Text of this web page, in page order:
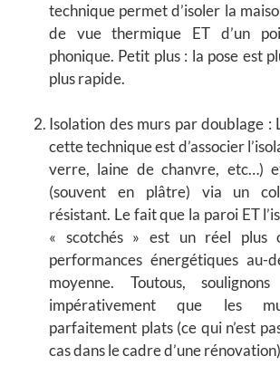
technique permet d’isoler la
de vue thermique ET d’un
phonique. Petit plus : la pose est
plus rapide.
Isolation des murs par doublage :
cette technique est d’associer
verre, laine de chanvre, etc…)
(souvent en plâtre) via un
résistant. Le fait que la paroi ET
« scotchés » est un réel plus
performances énergétiques au-
moyenne. Toutous,
impérativement que les
parfaitement plats (ce qui n’est
cas dans le cadre d’une rénovation)